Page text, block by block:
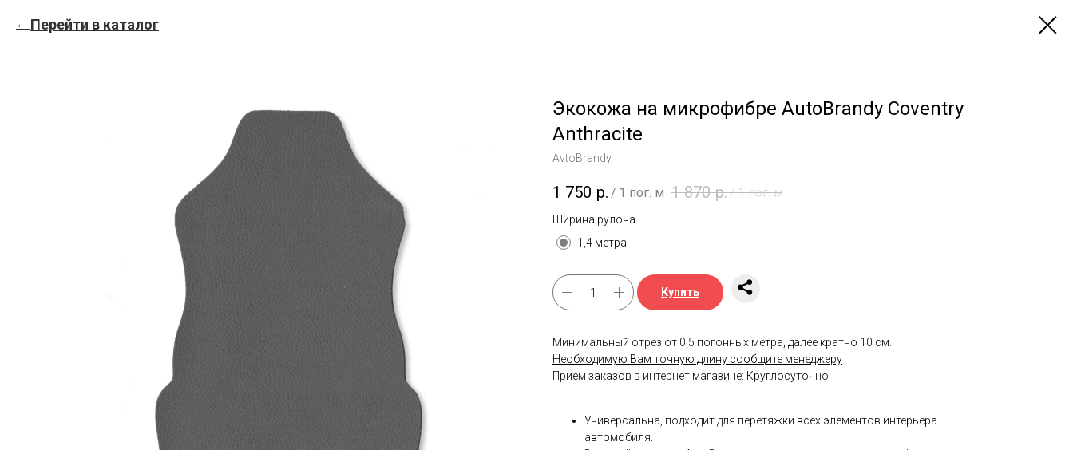
Перейти в каталог
Экокожа на микрофибре AutoBrandy Coventry
Anthracite
AvtoBrandy
1 750 р. / 1 пог. м 1 870 р./1 пог. м
Ширина рулона
1,4 метра
Купить
Минимальный отрез от 0,5 погонных метра, далее кратно 10 см.
Необходимую Вам точную длину сообщите менеджеру
Прием заказов в интернет магазине: Круглосуточно
Универсальна, подходит для перетяжки всех элементов интерьера
автомобиля.